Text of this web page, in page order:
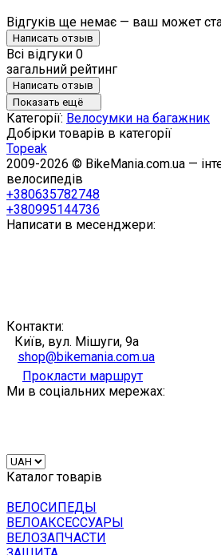
Відгуків ще немає — ваш может
Написать отзыв
Всі відгуки 0
загальний рейтинг
Написать отзыв
Показать ещё
Категорії: Велосумки на багажник
Добірки товарів в категорії
Topeak
2009-2026 © BikeMania.com.ua —
велосипедів
+380635782748
+380995144736
Написати в месенджери:
Контакти:
Київ, вул. Мішуги, 9а
shop@bikemania.com.ua
Прокласти маршрут
Ми в соціальних мережах:
Каталог товарів
ВЕЛОСИПЕДЫ
ВЕЛОАКСЕССУАРЫ
ВЕЛОЗАПЧАСТИ